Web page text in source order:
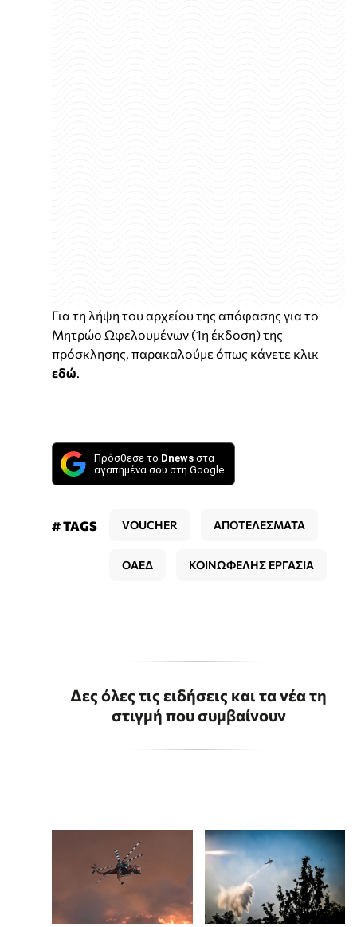
Για τη λήψη του αρχείου της απόφασης για το
Μητρώο Ωφελουμένων (1η έκδοση) της
πρόσκλησης, παρακαλούμε όπως κάνετε κλικ
εδώ.
Πρόσθεσε το Dnews στα
αγαπημένα σου στη Google
# TAGS VOUCHER ΑΠΟΤΕΛΕΣΜΑΤΑ
ΟΑΕΔ ΚΟΙΝΩΦΕΛΗΣ ΕΡΓΑΣΙΑ
Δες όλες τις ειδήσεις και τα νέα τη
στιγμή που συμβαίνουν